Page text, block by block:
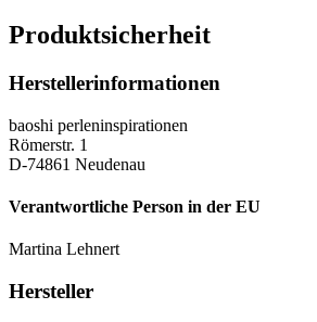
Produktsicherheit
Herstellerinformationen
baoshi perleninspirationen
Römerstr. 1
D-74861 Neudenau
Verantwortliche Person in der EU
Martina Lehnert
Hersteller